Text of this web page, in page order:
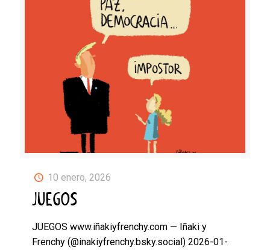
10 enero, 2026
JUEGOS
JUEGOS www.iñakiyfrenchy.com — Iñaki y
Frenchy (@inakiyfrenchy.bsky.social) 2026-01-